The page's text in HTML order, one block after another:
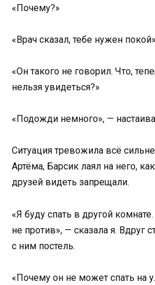
«Почему?»
«Врач сказал, тебе нужен
«Он такого не говорил. Что,
нельзя увидеться?»
«Подожди немного», —
Ситуация тревожила всё
Артёма, Барсик лаял на него,
друзей видеть запрещали.
«Я буду спать в другой
не против», — сказала я. Вдруг
с ним постель.
«Почему он не может спать на